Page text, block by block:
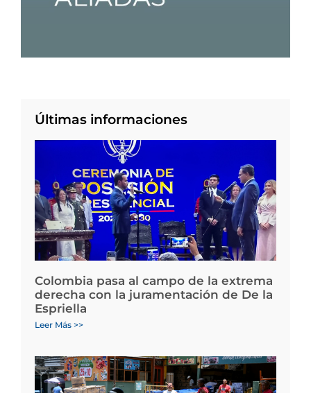
Últimas informaciones
Colombia pasa al campo de la extrema
derecha con la juramentación de De la
Espriella
Leer Más >>